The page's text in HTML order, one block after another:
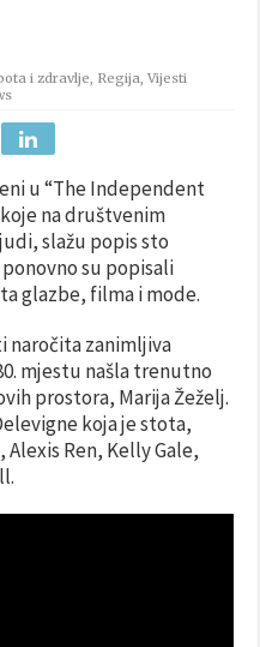
i zdravlje, Regija,Vijesti
u “The Independent
na društvenim
slažu popis sto
su popisali
glazbe, filma i mode.
naročita zanimljiva
mjestu našla trenutno
prostora, Marija Žeželj.
koja je stota,
Ren, Kelly Gale,